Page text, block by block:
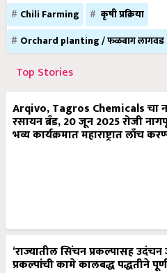
Chili Farming
कृषी प्रक्रिया
Orchard planting / फळबाग लागवड
Top Stories
Arqivo, Tagros Chemicals चा
रसायन ब्रँड, 20 जून 2025 रोजी
भव्य कार्यक्रमात महाराष्ट्रात लाँच
‘राज्यातील सिंचन प्रकल्पासह
प्रकल्पांची कामे कालबद्ध पद्धतीने